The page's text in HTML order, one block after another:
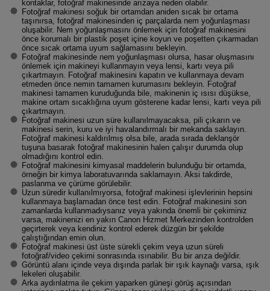
kontaklar, fotoğraf makinesinde arızaya neden olabilir.
Fotoğraf makinesi soğuk bir ortamdan aniden sıcak bir ortama
taşınırsa, fotoğraf makinesinden iç parçalarda nem yoğunlaşması
oluşabilir. Nem yoğunlaşmasını önlemek için fotoğraf makinesini
önce korumalı bir plastik poşet içine koyun ve poşetten çıkarmadan
önce sıcak ortama uyum sağlamasını bekleyin.
Fotoğraf makinesinde nem yoğunlaşması olursa, hasar oluşmasını
önlemek için makineyi kullanmayın veya lensi, kartı veya pili
çıkartmayın. Fotoğraf makinesini kapatın ve kullanmaya devam
etmeden önce nemin tamamen kurumasını bekleyin. Fotoğraf
makinesi tamamen kuruduğunda bile, makinenin iç ısısı düşükse,
makine ortam sıcaklığına uyum gösterene kadar lensi, kartı veya pili
çıkartmayın.
Fotoğraf makinesi uzun süre kullanılmayacaksa, pili çıkarın ve
makinesi serin, kuru ve iyi havalandırmalı bir mekanda saklayın.
Fotoğraf makinesi kaldırılmış olsa bile, arada sırada deklanşör
tuşuna basarak fotoğraf makinesinin halen çalışır durumda olup
olmadığını kontrol edin.
Fotoğraf makinesini kimyasal maddelerin bulunduğu bir ortamda,
örneğin bir kimya laboratuvarında saklamayın. Aksi takdirde,
paslanma ve çürüme görülebilir.
Uzun süredir kullanılmıyorsa, fotoğraf makinesi işlevlerinin hepsini
kullanmaya başlamadan önce test edin. Fotoğraf makinesini son
zamanlarda kullanmadıysanız veya yakında önemli bir çekiminiz
varsa, makinenizi en yakın Canon Hizmet Merkezinden kontrolden
geçirterek veya kendiniz kontrol ederek düzgün bir şekilde
çalıştığından emin olun.
Fotoğraf makinesi üst üste sürekli çekim veya uzun süreli
fotoğraf/video çekimi sonrasında ısınabilir. Bu bir arıza değildir.
Görüntü alanı içinde veya dışında parlak bir ışık kaynağı varsa, ışık
lekeleri oluşabilir.
Arka aydınlatma ile çekim yaparken güneşi görüş açısından